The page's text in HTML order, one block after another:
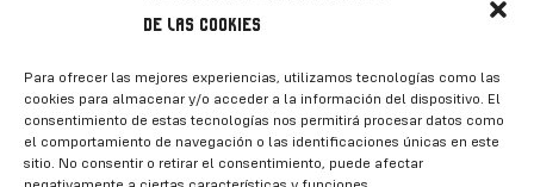
de las cookies
Para ofrecer las mejores experiencias, utilizamos tecnologías como las
cookies para almacenar y/o acceder a la información del dispositivo. El
consentimiento de estas tecnologías nos permitirá procesar datos como
el comportamiento de navegación o las identificaciones únicas en este
sitio. No consentir o retirar el consentimiento, puede afectar
Síguenos